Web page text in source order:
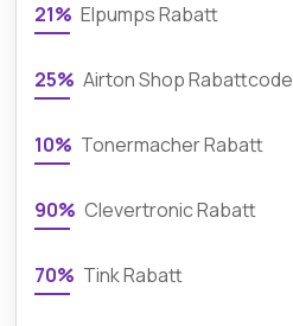
21% Elpumps Rabatt
25% Airton Shop Rabattcode
10% Tonermacher Rabatt
90% Clevertronic Rabatt
70% Tink Rabatt